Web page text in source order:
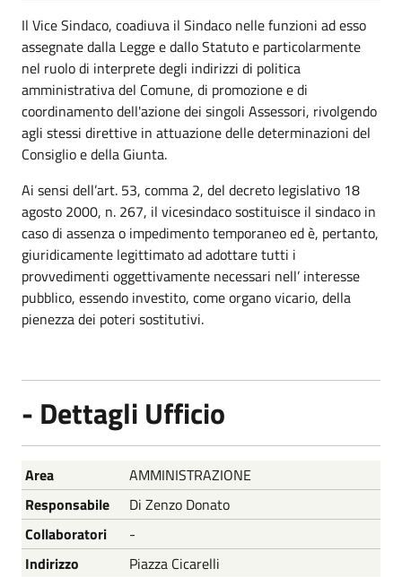
Il Vice Sindaco, coadiuva il Sindaco nelle funzioni ad esso
assegnate dalla Legge e dallo Statuto e particolarmente
nel ruolo di interprete degli indirizzi di politica
amministrativa del Comune, di promozione e di
coordinamento dell'azione dei singoli Assessori, rivolgendo
agli stessi direttive in attuazione delle determinazioni del
Consiglio e della Giunta.
Ai sensi dell’art. 53, comma 2, del decreto legislativo 18
agosto 2000, n. 267, il vicesindaco sostituisce il sindaco in
caso di assenza o impedimento temporaneo ed è, pertanto,
giuridicamente legittimato ad adottare tutti i
provvedimenti oggettivamente necessari nell’ interesse
pubblico, essendo investito, come organo vicario, della
pienezza dei poteri sostitutivi.
- Dettagli Ufficio
Nome Descrizione
Area
AMMINISTRAZIONE
Responsabile
Di Zenzo Donato
Collaboratori
-
Indirizzo
Piazza Cicarelli